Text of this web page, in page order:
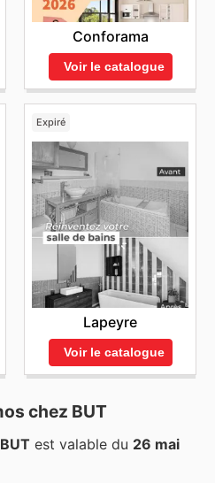
Conforama
Voir le catalogue
Expiré
Lapeyre
Voir le catalogue
chez BUT
BUT est valable du 26 mai